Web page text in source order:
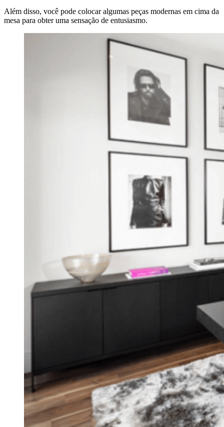
Além disso, você pode colocar algumas peças modernas em cima da
mesa para obter uma sensação de entusiasmo.